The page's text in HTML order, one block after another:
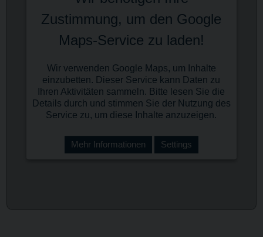
Zustimmung, um den Google
Maps-Service zu laden!
Wir verwenden Google Maps, um Inhalte
einzubetten. Dieser Service kann Daten zu
Ihren Aktivitäten sammeln. Bitte lesen Sie die
Details durch und stimmen Sie der Nutzung des
Service zu, um diese Inhalte anzuzeigen.
Mehr Informationen Settings